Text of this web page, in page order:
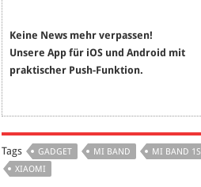
Keine News mehr verpassen!
Unsere App für iOS und Android mit
praktischer Push-Funktion.
Tags GADGET MI BAND MI BAND 1S
XIAOMI